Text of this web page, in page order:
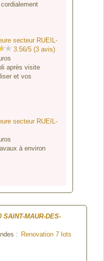
secteur RUEIL-
3.56/5 (3 avis)
après visite
et vos
secteur RUEIL-
à environ
SAINT-MAUR-DES-
: Renovation 7 lots